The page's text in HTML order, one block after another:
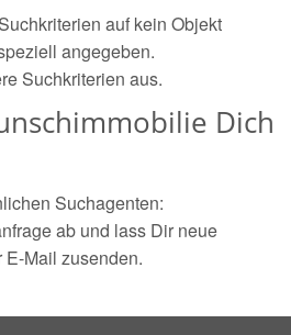
auf kein Objekt
angegeben.
Suchkriterien aus.
Dich
Suchagenten:
ab und lass Dir neue
Mail zusenden.